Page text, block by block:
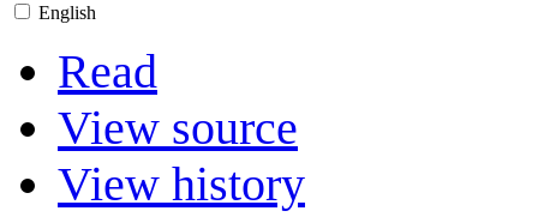
English
Read
View source
View history